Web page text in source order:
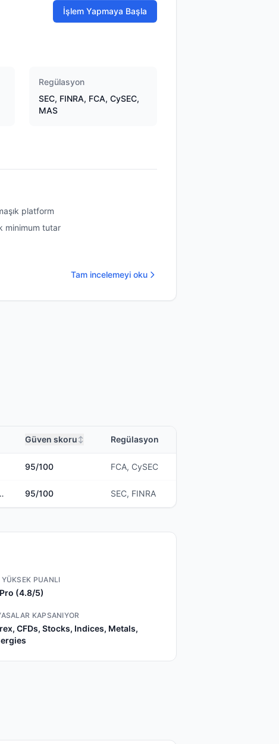
İşlem Yapmaya Başla
Regülasyon
SEC, FINRA, FCA, CySEC,
MAS
platform
minimum tutar
Tam incelemeyi oku
Güven skoru ↕ Regülasyon
95/100 FCA, CySEC
per share 95/100 SEC, FINRA
YÜKSEK PUANLI
(4.8/5)
KAPSANIYOR
CFDs, Stocks, Indices, Metals,